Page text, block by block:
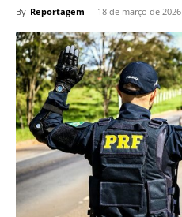
By Reportagem - 18 de março de 2026